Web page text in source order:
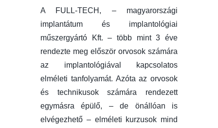
A FULL-TECH, – magyarországi
implantátum és implantológiai
műszergyártó Kft. – több mint 3 éve
rendezte meg először orvosok számára
az implantológiával kapcsolatos
elméleti tanfolyamát. Azóta az orvosok
és technikusok számára rendezett
egymásra épülő, – de önállóan is
elvégezhető – elméleti kurzusok mind